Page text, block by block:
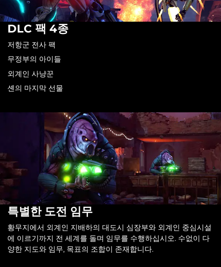
DLC 팩 4종
저항군 전사 팩
무정부의 아이들
외계인 사냥꾼
셴의 마지막 선물
특별한 도전 임무
황무지에서 외계인 지배하의 대도시 심장부와 외계인 중심시설
에 이르기까지 전 세계를 돌며 임무를 수행하십시오. 수없이 다
양한 지도와 임무, 목표의 조합이 존재합니다.